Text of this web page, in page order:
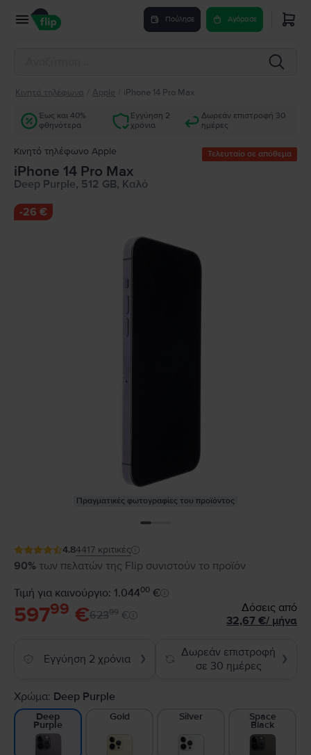
Πούλησε Αγόρασε
Κινητά τηλέφωνα Apple iPhone 14 Pro Max
Έως και 40%
φθηνότερα
Εγγύηση 2
χρόνια
Δωρεάν επιστροφή 30
ημέρες
Κινητό τηλέφωνο Apple Τελευταίο σε απόθεμα
iPhone 14 Pro Max
Deep Purple, 512 GB, Καλό
-26 €
Πραγματικές φωτογραφίες του προϊόντος
4.84417 κριτικές
90% των πελατών της Flip συνιστούν το προϊόν
Τιμή για καινούργιο: 1.04400 €
59799 €62399 €
Δόσεις από
32,67 €/ μήνα
Εγγύηση 2 χρόνια ❯
Δωρεάν επιστροφή
σε 30 ημέρες
❯
Χρώμα: Deep Purple
Deep
Purple
Gold Silver Space
Black